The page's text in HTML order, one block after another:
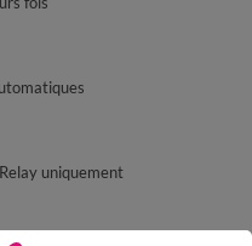
uniquement